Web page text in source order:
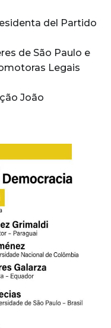
del Partido
de São Paulo e
Legais
João